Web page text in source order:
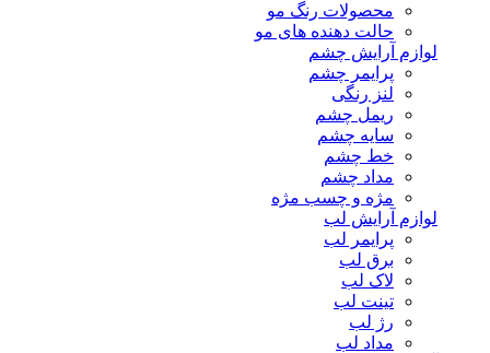
محصولات رنگ مو
حالت دهنده های مو
لوازم آرایش چشم
پرایمر چشم
لنز رنگی
ریمل چشم
سایه چشم
خط چشم
مداد چشم
مژه و چسب مژه
لوازم آرایش لب
پرایمر لب
برق لب
لاک لب
تینت لب
رژ لب
مداد لب